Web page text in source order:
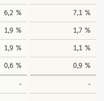
6,2 % 7,1 %
1,9 % 1,7 %
1,9 % 1,1 %
0,6 % 0,9 %
- -